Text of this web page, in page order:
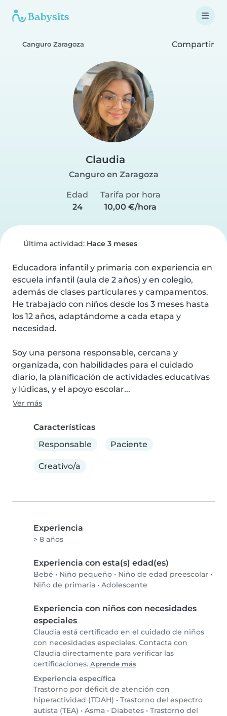
Canguro Zaragoza Compartir
Claudia
Canguro en Zaragoza
Edad
24
Tarifa por hora
10,00 €/hora
Última actividad: Hace 3 meses
Educadora infantil y primaria con experiencia en
escuela infantil (aula de 2 años) y en colegio,
además de clases particulares y campamentos.
He trabajado con niños desde los 3 meses hasta
los 12 años, adaptándome a cada etapa y
necesidad.
Soy una persona responsable, cercana y
organizada, con habilidades para el cuidado
diario, la planificación de actividades educativas
y lúdicas, y el apoyo escolar...
Ver más
Características
Responsable
Paciente
Creativo/a
Experiencia
> 8 años
Experiencia con esta(s) edad(es)
Bebé • Niño pequeño • Niño de edad preescolar •
Niño de primaria • Adolescente
Experiencia con niños con necesidades
especiales
Claudia está certificado en el cuidado de niños
con necesidades especiales. Contacta con
Claudia directamente para verificar las
certificaciones. Aprende más
Experiencia específica
Trastorno por déficit de atención con
hiperactividad (TDAH) • Trastorno del espectro
autista (TEA) • Asma • Diabetes • Trastorno del